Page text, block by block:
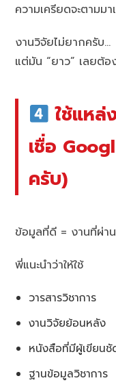
ความเครียดจะตามมา
งานวิจัยไม่ยากครับ…
แต่มัน “ยาว” เลยต้
ใช้แหล่
เชื่อ
ครับ)
ข้อมูลที่ดี = งานที่ผ่า
พี่แนะนำว่าให้ใช้
วารสารวิชาการ
งานวิจัยย้อนหลัง
หนังสือที่มีผู้เขียนชั
ฐานข้อมูลวิชาการ